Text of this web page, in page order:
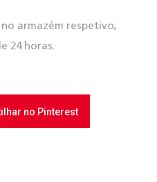
armazém respetivo;
24 horas.
no Pinterest